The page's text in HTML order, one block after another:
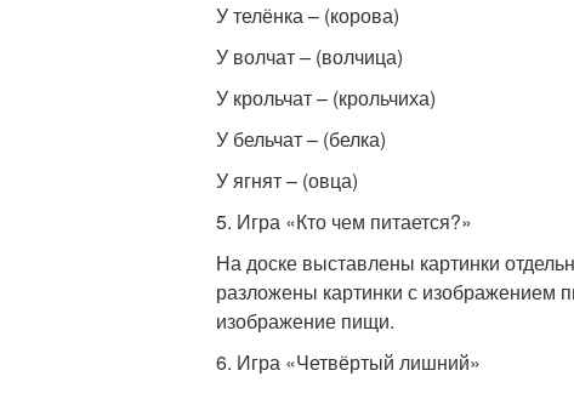
У телёнка – (корова)
У волчат – (волчица)
У крольчат – (крольчиха)
У бельчат – (белка)
У ягнят – (овца)
5. Игра «Кто чем питается?»
На доске выставлены картинки
разложены картинки с изображением
изображение пищи.
6. Игра «Четвёртый лишний»